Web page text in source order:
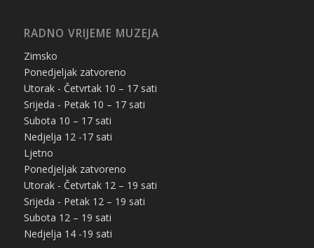
RADNO VRIJEME MUZEJA
Zimsko
Ponedjeljak zatvoreno
Utorak - Četvrtak 10 – 17 sati
Srijeda - Petak 10 – 17 sati
Subota 10 – 17 sati
Nedjelja 12 -17 sati
Ljetno
Ponedjeljak zatvoreno
Utorak - Četvrtak 12 – 19 sati
Srijeda - Petak 12 – 19 sati
Subota 12 – 19 sati
Nedjelja 14 -19 sati